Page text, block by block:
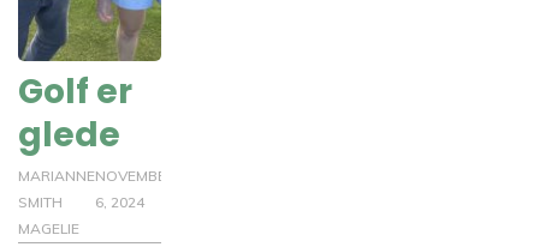
Golf er
glede
MARIANNE
SMITH
MAGELIE
NOVEMBER
6, 2024